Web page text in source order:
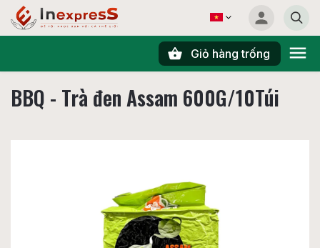
Giỏ hàng trống
BBQ - Trà đen Assam 600G/10Túi